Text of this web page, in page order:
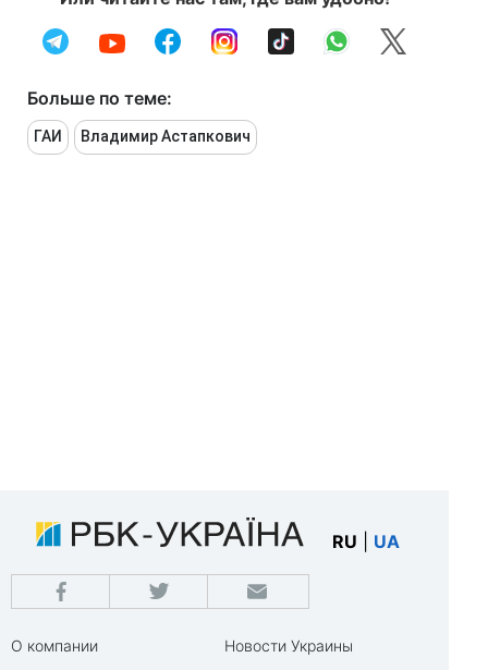
Больше по теме:
ГАИ Владимир Астапкович
RU UA
О компании
Новости Украины